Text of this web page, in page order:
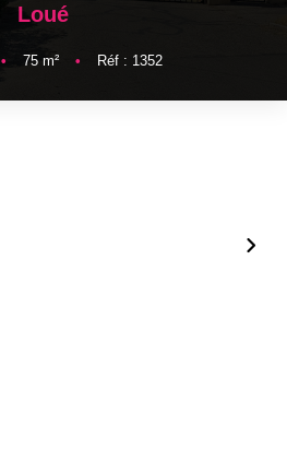
Transaction
Loué
• 75 m² • Réf : 1352